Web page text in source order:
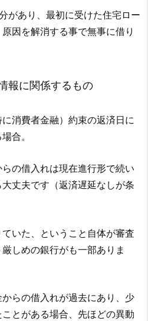
があり、最初に受けた住宅ロー
因を解消する事で無事に借り
報に関係するもの
消費者金融）約束の返済日に
合。
の借入れは現在進行形で続い
丈夫です（返済遅延なしが条
いた、ということ自体が審査
しめの銀行がも一部ありま
らの借入れが過去にあり、少
とがある場合、先ほどの異動